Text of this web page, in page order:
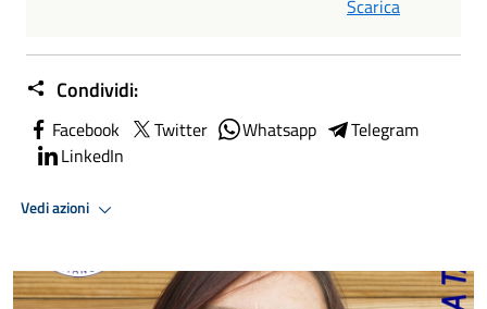
Scarica
Condividi:
Facebook Twitter Whatsapp
Telegram
LinkedIn
Vedi azioni